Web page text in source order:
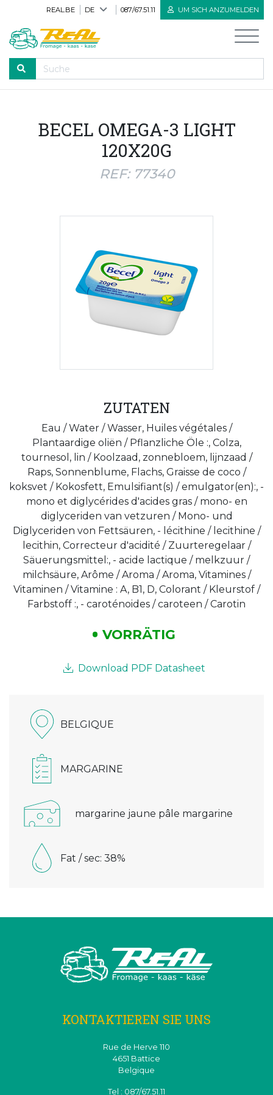
REAL.BE DE 087/67.51.11 UM SICH ANZUMELDEN
Willkommen
Alle Produkte
Neue Produkte
BECEL OMEGA-3 LIGHT
120X20G
REF: 77340
ZUTATEN
Eau / Water / Wasser, Huiles végétales /
Plantaardige oliën / Pflanzliche Öle :, Colza,
tournesol, lin / Koolzaad, zonnebloem, lijnzaad /
Raps, Sonnenblume, Flachs, Graisse de coco /
koksvet / Kokosfett, Emulsifiant(s) / emulgator(en):, -
mono et diglycérides d'acides gras / mono- en
diglyceriden van vetzuren / Mono- und
Diglyceriden von Fettsäuren, - lécithine / lecithine /
lecithin, Correcteur d'acidité / Zuurteregelaar /
Säuerungsmittel:, - acide lactique / melkzuur /
milchsäure, Arôme / Aroma / Aroma, Vitamines /
Vitaminen / Vitamine : A, B1, D, Colorant / Kleurstof /
Farbstoff :, - caroténoides / caroteen / Carotin
VORRÄTIG
Download PDF Datasheet
BELGIQUE
MARGARINE
margarine jaune pâle margarine
Fat / sec: 38%
KONTAKTIEREN SIE UNS
Rue de Herve 110
4651 Battice
Belgique
Tel : 087/67.51.11